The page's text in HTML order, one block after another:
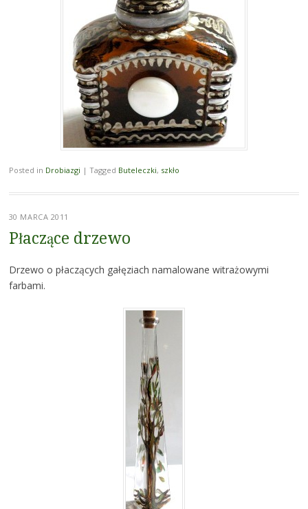
Posted in Drobiazgi | Tagged Buteleczki, szkło
30 MARCA 2011
Płaczące drzewo
Drzewo o płaczących gałęziach namalowane witrażowymi
farbami.